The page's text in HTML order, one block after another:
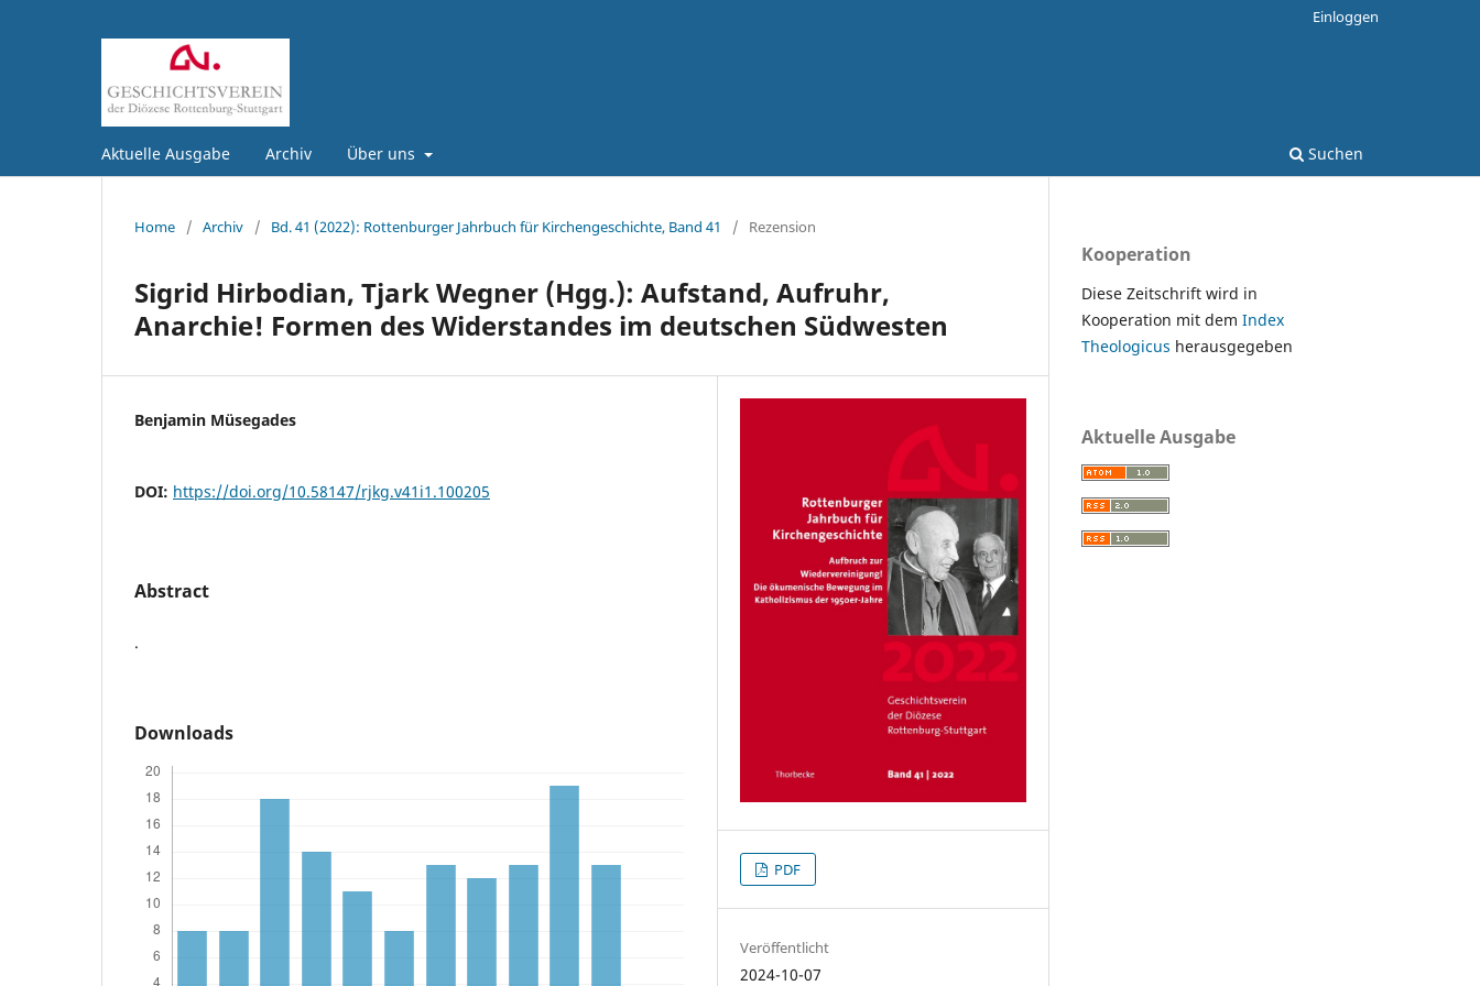
Aktuelle Ausgabe Archiv Über uns Suchen
Einloggen
Home / Archiv / Bd. 41 (2022): Rottenburger Jahrbuch für Kirchengeschichte, Band 41 / Rezension
Sigrid Hirbodian, Tjark Wegner (Hgg.): Aufstand, Aufruhr,
Anarchie! Formen des Widerstandes im deutschen Südwesten
Benjamin Müsegades
DOI: https://doi.org/10.58147/rjkg.v41i1.100205
Abstract
.
Downloads
PDF
Veröffentlicht
2024-10-07
Kooperation
Diese Zeitschrift wird in
Kooperation mit dem Index
Theologicus herausgegeben
Aktuelle Ausgabe